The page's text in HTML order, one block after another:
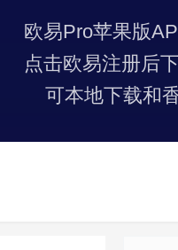
欧易Pro苹果版
点击欧易注册后
可本地下载和